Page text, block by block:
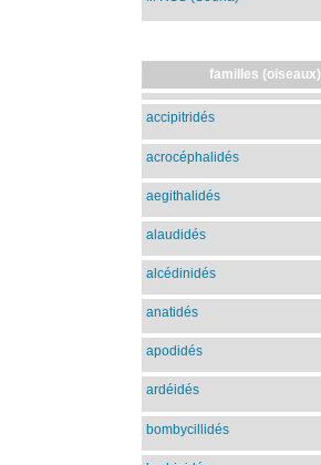
familles (oiseaux)
accipitridés
acrocéphalidés
aegithalidés
alaudidés
alcédinidés
anatidés
apodidés
ardéidés
bombycillidés